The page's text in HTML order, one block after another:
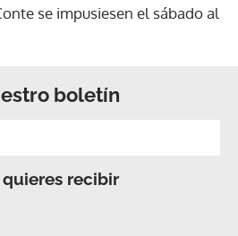
se impusiesen el sábado al
boletín
recibir